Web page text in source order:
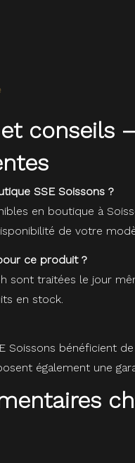
conseils
SSE Soissons ?
en boutique à
de votre
ce produit ?
sont traitées le jour
en stock.
Soissons bénéficient
également une